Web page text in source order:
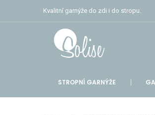
Kvalitní garnýže do zdi i do stropu.
STROPNÍ GARNÝŽE